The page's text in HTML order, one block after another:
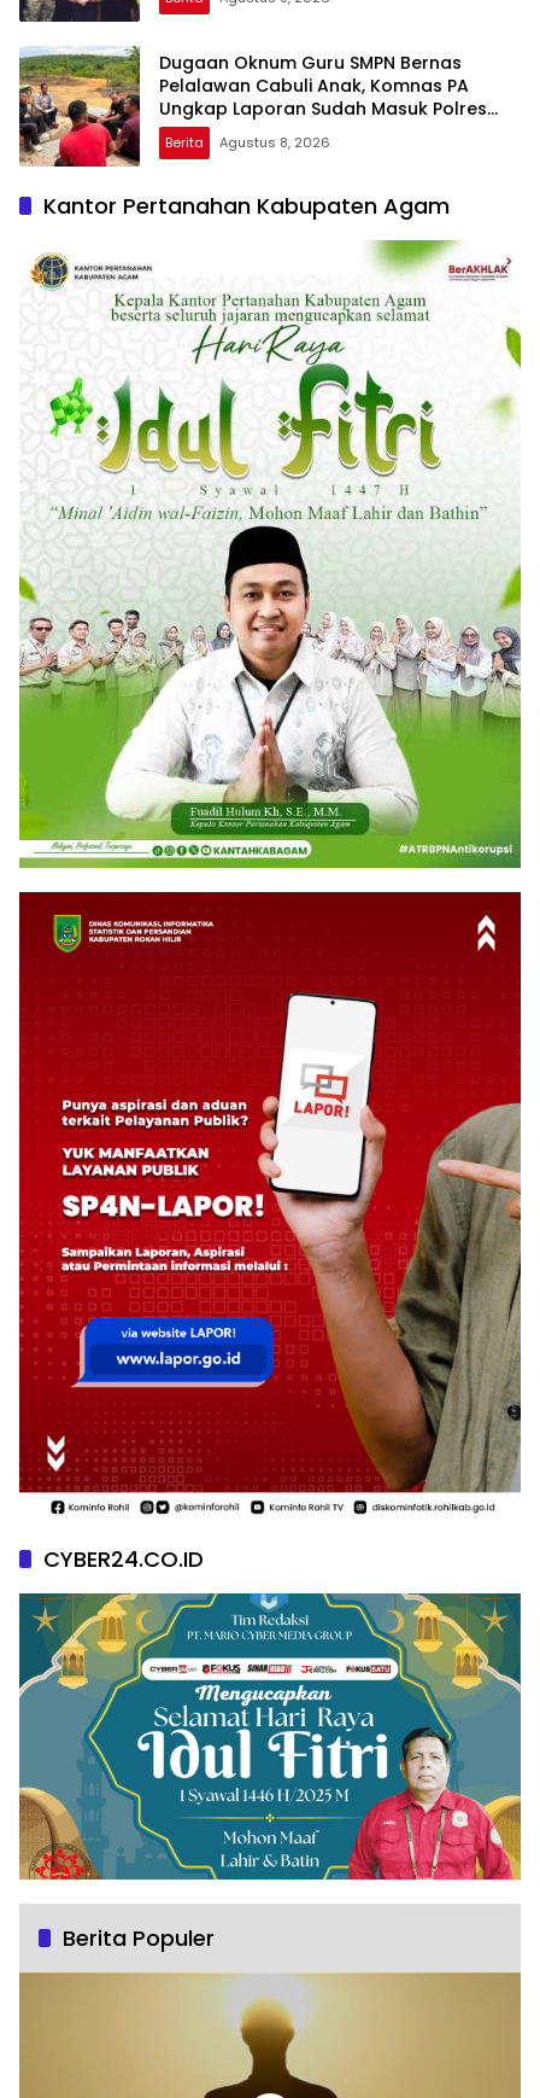
Dugaan Oknum Guru SMPN Bernas
Pelalawan Cabuli Anak, Komnas PA
Ungkap Laporan Sudah Masuk Polres
Sejak Juli
Berita Agustus 8, 2026
Kantor Pertanahan Kabupaten Agam
CYBER24.CO.ID
Berita Populer